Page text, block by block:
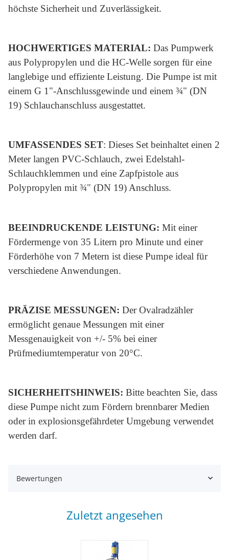
höchste Sicherheit und Zuverlässigkeit.
HOCHWERTIGES MATERIAL: Das Pumpwerk
aus Polypropylen und die HC-Welle sorgen für eine
langlebige und effiziente Leistung. Die Pumpe ist mit
einem G 1"-Anschlussgewinde und einem ¾" (DN
19) Schlauchanschluss ausgestattet.
UMFASSENDES SET: Dieses Set beinhaltet einen 2
Meter langen PVC-Schlauch, zwei Edelstahl-
Schlauchklemmen und eine Zapfpistole aus
Polypropylen mit ¾" (DN 19) Anschluss.
BEEINDRUCKENDE LEISTUNG: Mit einer
Fördermenge von 35 Litern pro Minute und einer
Förderhöhe von 7 Metern ist diese Pumpe ideal für
verschiedene Anwendungen.
PRÄZISE MESSUNGEN: Der Ovalradzähler
ermöglicht genaue Messungen mit einer
Messgenauigkeit von +/- 5% bei einer
Prüfmediumtemperatur von 20°C.
SICHERHEITSHINWEIS: Bitte beachten Sie, dass
diese Pumpe nicht zum Fördern brennbarer Medien
oder in explosionsgefährdeter Umgebung verwendet
werden darf.
Bewertungen
Zuletzt angesehen